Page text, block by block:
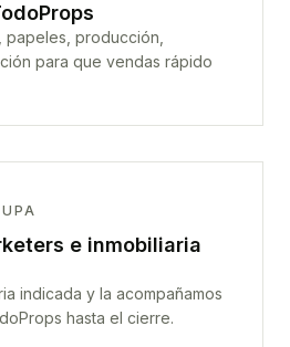
producción,
para que vendas rápido
e inmobiliaria
indicada y la acompañamos
hasta el cierre.